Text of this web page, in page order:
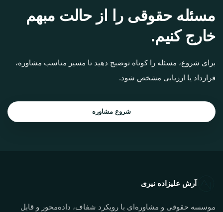
مسئله حقوقی را از حالت مبهم
خارج کنیم.
برای شروع، مسئله را کوتاه توضیح دهید تا مسیر مناسب مشاوره،
قرارداد یا ارزیابی مشخص شود.
شروع مشاوره
آرش علیزاده نیری
موسسه حقوقی و مشاوره‌ای با رویکرد شفاف، داده‌محور و قابل